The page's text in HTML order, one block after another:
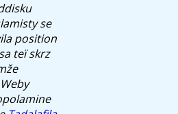
se
position
teï skrz